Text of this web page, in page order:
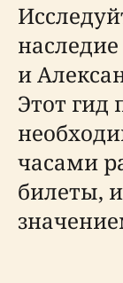
и
Этот гид
часами
билеты,